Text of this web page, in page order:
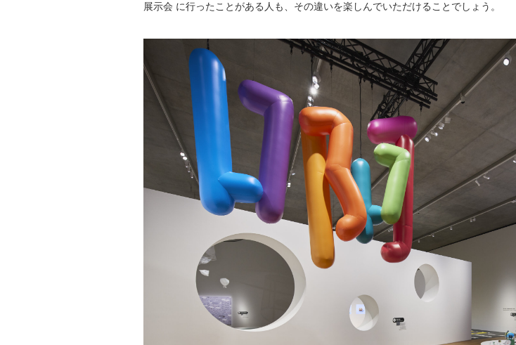
展示会 に行ったことがある人も、その違いを楽しんでいただけることでしょう。